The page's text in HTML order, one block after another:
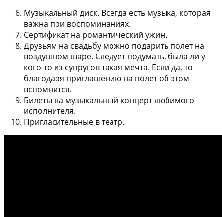
Музыкальный диск. Всегда есть музыка, которая
важна при воспоминаниях.
Сертификат на романтический ужин.
Друзьям на свадьбу можно подарить полет на
воздушном шаре. Следует подумать, была ли у
кого-то из супругов такая мечта. Если да, то
благодаря приглашению на полет об этом
вспомнится.
Билеты на музыкальный концертлюбимого
исполнителя.
Пригласительные в театр.